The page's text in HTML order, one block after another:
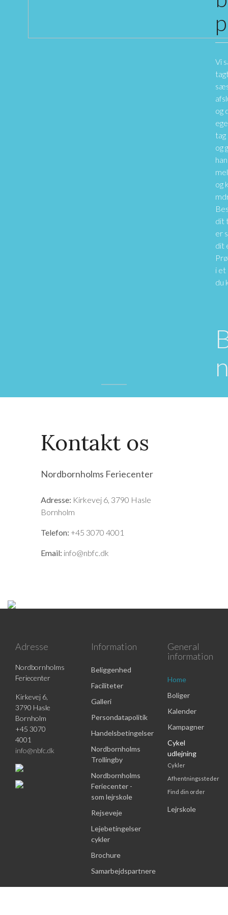
Vi
og
og
og
dit
er
dit
i et
du
Kontakt os
Nordbornholms Feriecenter
Adresse: Kirkevej 6, 3790 Hasle
Bornholm
Telefon: +45 3070 4001
Email: info@nbfc.dk
Adresse
Nordbornholms
Feriecenter
Kirkevej 6,
3790 Hasle
Bornholm
+45 3070
4001
info@nbfc.dk
Information
Beliggenhed
Faciliteter
Galleri
Persondatapolitik
Handelsbetingelser
Nordbornholms
Trollingby
Nordbornholms
Feriecenter -
som lejrskole
Rejseveje
Lejebetingelser
cykler
Brochure
Samarbejdspartnere
General
information
Home
Boliger
Kalender
Kampagner
Cykel
udlejning
Cykler
Afhentningssteder
Find din order
Lejrskole